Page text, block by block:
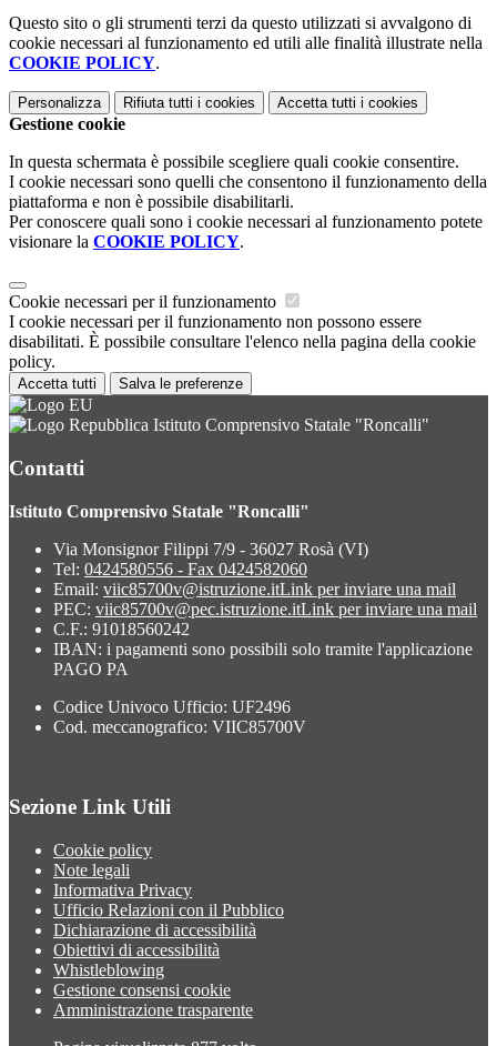
Questo sito o gli strumenti terzi da questo utilizzati si avvalgono di
cookie necessari al funzionamento ed utili alle finalità illustrate nella
COOKIE POLICY.
Personalizza Rifiuta tutti i cookies Accetta tutti i cookies
Gestione cookie
In questa schermata è possibile scegliere quali cookie consentire.
I cookie necessari sono quelli che consentono il funzionamento della
piattaforma e non è possibile disabilitarli.
Per conoscere quali sono i cookie necessari al funzionamento potete
visionare la COOKIE POLICY.
Cookie necessari per il funzionamento
I cookie necessari per il funzionamento non possono essere
disabilitati. È possibile consultare l'elenco nella pagina della cookie
policy.
Accetta tutti Salva le preferenze
Istituto Comprensivo Statale "Roncalli"
Contatti
Istituto Comprensivo Statale "Roncalli"
Via Monsignor Filippi 7/9 - 36027 Rosà (VI)
Tel: 0424580556 - Fax 0424582060
Email: viic85700v@istruzione.itLink per inviare una mail
PEC: viic85700v@pec.istruzione.itLink per inviare una mail
C.F.: 91018560242
IBAN: i pagamenti sono possibili solo tramite l'applicazione
PAGO PA
Codice Univoco Ufficio: UF2496
Cod. meccanografico: VIIC85700V
Sezione Link Utili
Cookie policy
Note legali
Informativa Privacy
Ufficio Relazioni con il Pubblico
Dichiarazione di accessibilità
Obiettivi di accessibilità
Whistleblowing
Gestione consensi cookie
Amministrazione trasparente